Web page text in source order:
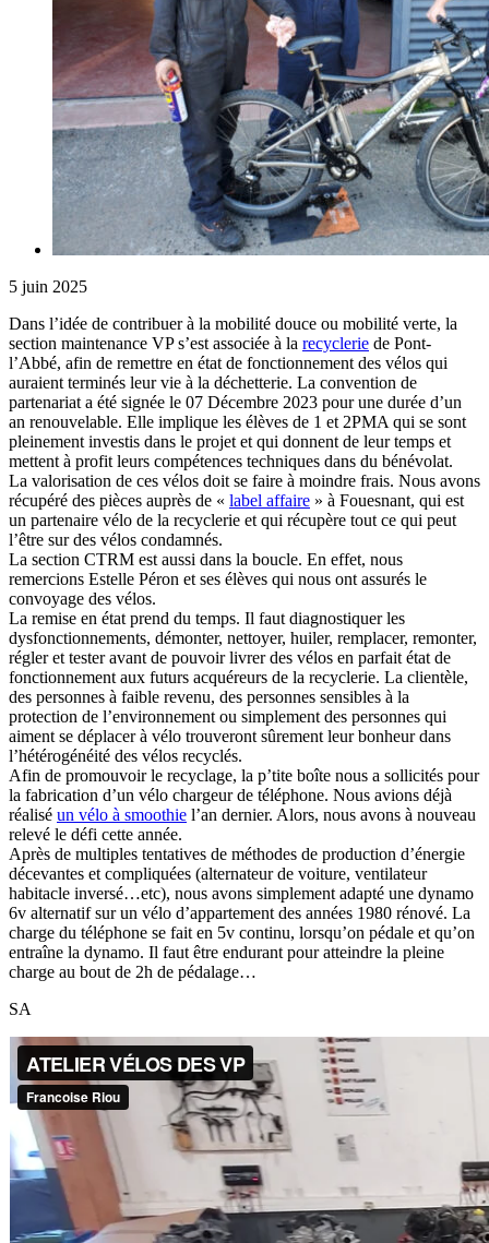
5 juin 2025
Dans l’idée de contribuer à la mobilité douce ou mobilité verte, la
section maintenance VP s’est associée à la recyclerie de Pont-
l’Abbé, afin de remettre en état de fonctionnement des vélos qui
auraient terminés leur vie à la déchetterie. La convention de
partenariat a été signée le 07 Décembre 2023 pour une durée d’un
an renouvelable. Elle implique les élèves de 1 et 2PMA qui se sont
pleinement investis dans le projet et qui donnent de leur temps et
mettent à profit leurs compétences techniques dans du bénévolat.
La valorisation de ces vélos doit se faire à moindre frais. Nous avons
récupéré des pièces auprès de « label affaire » à Fouesnant, qui est
un partenaire vélo de la recyclerie et qui récupère tout ce qui peut
l’être sur des vélos condamnés.
La section CTRM est aussi dans la boucle. En effet, nous
remercions Estelle Péron et ses élèves qui nous ont assurés le
convoyage des vélos.
La remise en état prend du temps. Il faut diagnostiquer les
dysfonctionnements, démonter, nettoyer, huiler, remplacer, remonter,
régler et tester avant de pouvoir livrer des vélos en parfait état de
fonctionnement aux futurs acquéreurs de la recyclerie. La clientèle,
des personnes à faible revenu, des personnes sensibles à la
protection de l’environnement ou simplement des personnes qui
aiment se déplacer à vélo trouveront sûrement leur bonheur dans
l’hétérogénéité des vélos recyclés.
Afin de promouvoir le recyclage, la p’tite boîte nous a sollicités pour
la fabrication d’un vélo chargeur de téléphone. Nous avions déjà
réalisé un vélo à smoothie l’an dernier. Alors, nous avons à nouveau
relevé le défi cette année.
Après de multiples tentatives de méthodes de production d’énergie
décevantes et compliquées (alternateur de voiture, ventilateur
habitacle inversé…etc), nous avons simplement adapté une dynamo
6v alternatif sur un vélo d’appartement des années 1980 rénové. La
charge du téléphone se fait en 5v continu, lorsqu’on pédale et qu’on
entraîne la dynamo. Il faut être endurant pour atteindre la pleine
charge au bout de 2h de pédalage…
SA